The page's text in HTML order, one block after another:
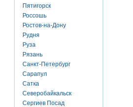
Пятигорск
Россошь
Ростов-на-Дону
Рудня
Руза
Рязань
Санкт-Петербург
Сарапул
Сатка
Северобайкальск
Сергиев Посад